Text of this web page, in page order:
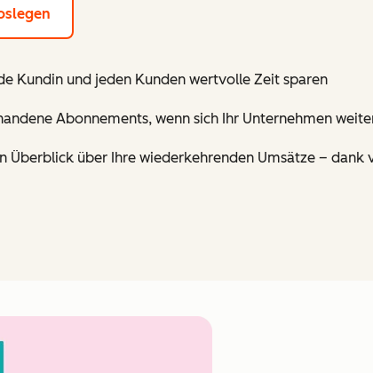
Kundin und jeden Kunden wertvolle Zeit sparen
Abonnements, wenn sich Ihr Unternehmen
Überblick über Ihre wiederkehrenden Umsätze –